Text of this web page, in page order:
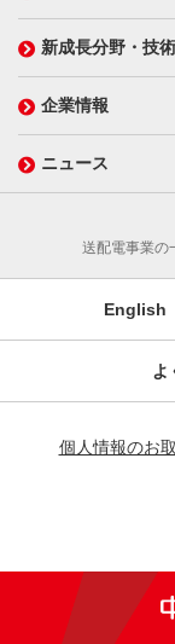
新成長分野・技
企業情報
ニュース
送配電事業の
English
よ
個人情報のお